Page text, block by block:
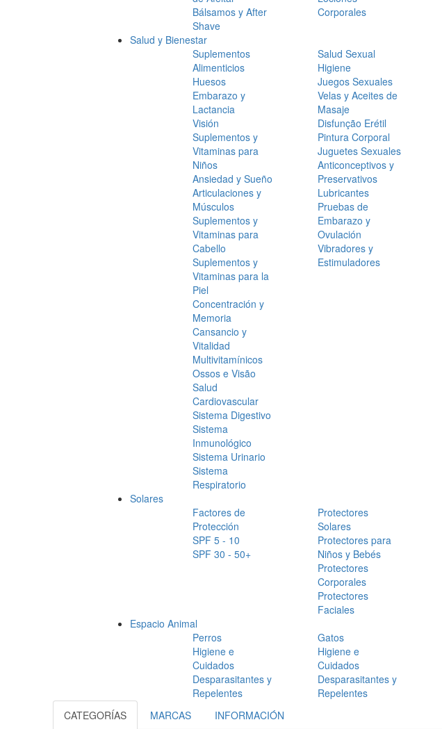
Bálsamos y After
Shave
Corporales
Salud y Bienestar
Suplementos
Alimenticios
Huesos
Embarazo y
Lactancia
Visión
Suplementos y
Vitaminas para
Niños
Ansiedad y Sueño
Articulaciones y
Músculos
Suplementos y
Vitaminas para
Cabello
Suplementos y
Vitaminas para la
Piel
Concentración y
Memoria
Cansancio y
Vitalidad
Multivitamínicos
Ossos e Visão
Salud
Cardiovascular
Sistema Digestivo
Sistema
Inmunológico
Sistema Urinario
Sistema
Respiratorio
Salud Sexual
Higiene
Juegos Sexuales
Velas y Aceites de
Masaje
Disfunção Erétil
Pintura Corporal
Juguetes Sexuales
Anticonceptivos y
Preservativos
Lubricantes
Pruebas de
Embarazo y
Ovulación
Vibradores y
Estimuladores
Solares
Factores de
Protección
SPF 5 - 10
SPF 30 - 50+
Protectores
Solares
Protectores para
Niños y Bebés
Protectores
Corporales
Protectores
Faciales
Espacio Animal
Perros
Higiene e
Cuidados
Desparasitantes y
Repelentes
Gatos
Higiene e
Cuidados
Desparasitantes y
Repelentes
CATEGORÍAS
MARCAS
INFORMACIÓN